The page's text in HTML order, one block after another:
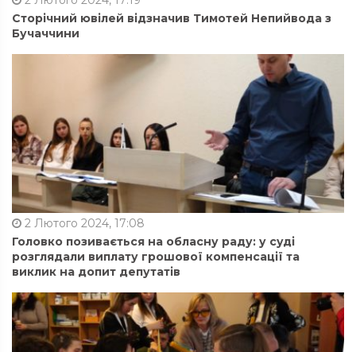
Сторічний ювілей відзначив Тимотей Непийвода з
Бучаччини
2 Лютого 2024, 17:08
Головко позивається на обласну раду: у суді
розглядали виплату грошової компенсації та
виклик на допит депутатів